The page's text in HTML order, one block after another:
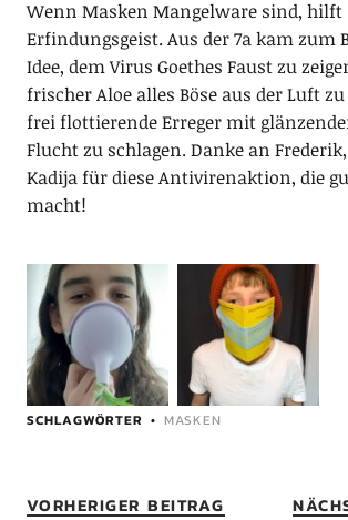
Wenn Masken Mangelware sind, hilft
Erfindungsgeist. Aus der 7a kam zum
Idee, dem Virus Goethes Faust zu
frischer Aloe alles Böse aus der Luft
frei flottierende Erreger mit
Flucht zu schlagen. Danke an
Kadija für diese Antivirenaktion, die
macht!
SCHLAGWÖRTER MASKEN
VORHERIGER BEITRAG